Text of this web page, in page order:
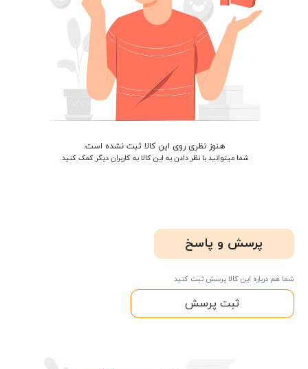
هنوز نظری روی این کالا ثبت نشده است.
شما میتوانید با نظر دادن به این کالا به کاربران دیگر کمک کنید.
پرسش و پاسخ
شما هم درباره این کالا پرسش ثبت کنید
ثبت پرسش